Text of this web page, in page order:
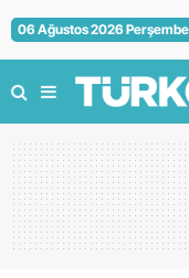
06 Ağustos 2026 Perşembe